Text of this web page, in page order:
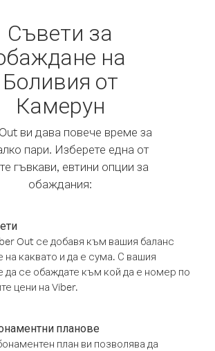
Съвети за
на
Боливия от
Камерун
ви дава повече време за
пари. Изберете една от
гъвкави, евтини опции за
обаждания:
Out се добавя към вашия баланс
на каквато и да е сума. С вашия
да се обаждате към кой да е номер по
цени на Viber.
планове
план ви позволява да